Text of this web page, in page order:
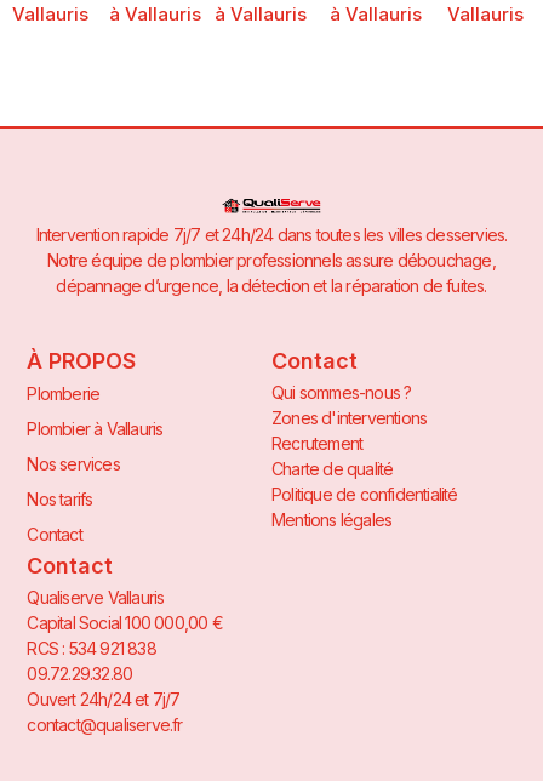
Vallauris
à Vallauris
à Vallauris
à Vallauris
Vallauris
Intervention rapide 7j/7 et 24h/24 dans toutes les villes desservies.
Notre équipe de plombier professionnels assure débouchage,
dépannage d’urgence, la détection et la réparation de fuites.
À PROPOS
Plomberie
Plombier à Vallauris
Nos services
Nos tarifs
Contact
Contact
Qui sommes-nous ?
Zones d'interventions
Recrutement
Charte de qualité
Politique de confidentialité
Mentions légales
Contact
Qualiserve Vallauris
Capital Social 100 000,00 €
RCS : 534 921 838
09.72.29.32.80
Ouvert 24h/24 et 7j/7
contact@qualiserve.fr